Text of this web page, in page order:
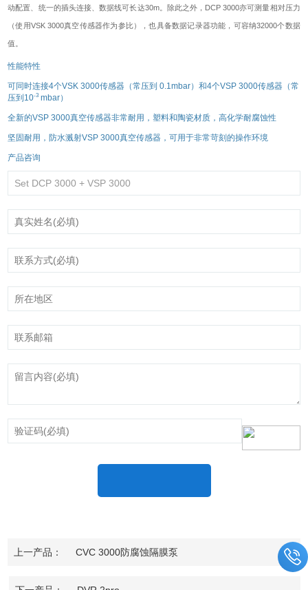
动配置、统一的插头连接、数据线可长达30m。除此之外，DCP 3000亦可测量相对压力
（使用VSK 3000真空传感器作为参比），也具备数据记录器功能，可容纳32000个数据
值。
性能特性
可同时连接4个VSK 3000传感器（常压到 0.1mbar）和4个VSP 3000传感器（常
压到10-3 mbar）
全新的VSP 3000真空传感器非常耐用，塑料和陶瓷材质，高化学耐腐蚀性
坚固耐用，防水溅射VSP 3000真空传感器，可用于非常苛刻的操作环境
产品咨询
上一产品： CVC 3000防腐蚀隔膜泵